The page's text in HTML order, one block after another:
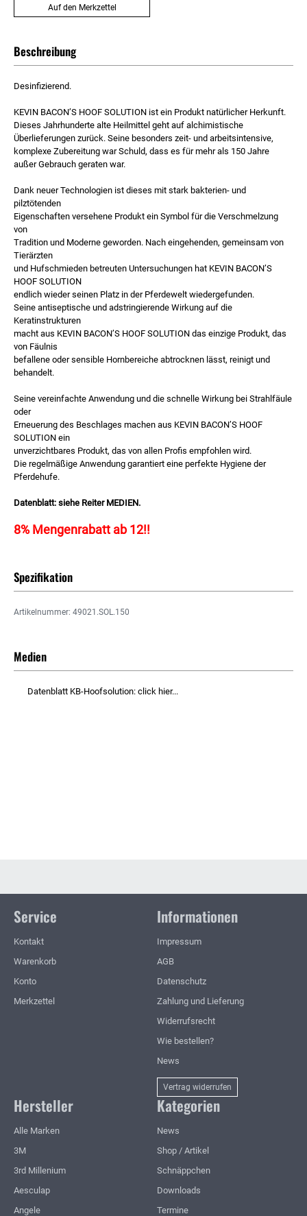
Auf den Merkzettel
Beschreibung
Desinfizierend.
KEVIN BACON’S HOOF SOLUTION ist ein Produkt natürlicher Herkunft.
Dieses Jahrhunderte alte Heilmittel geht auf alchimistische
Überlieferungen zurück. Seine besonders zeit- und arbeitsintensive,
komplexe Zubereitung war Schuld, dass es für mehr als 150 Jahre
außer Gebrauch geraten war.
Dank neuer Technologien ist dieses mit stark bakterien- und
pilztötenden
Eigenschaften versehene Produkt ein Symbol für die Verschmelzung
von
Tradition und Moderne geworden. Nach eingehenden, gemeinsam von
Tierärzten
und Hufschmieden betreuten Untersuchungen hat KEVIN BACON’S
HOOF SOLUTION
endlich wieder seinen Platz in der Pferdewelt wiedergefunden.
Seine antiseptische und adstringierende Wirkung auf die
Keratinstrukturen
macht aus KEVIN BACON’S HOOF SOLUTION das einzige Produkt, das
von Fäulnis
befallene oder sensible Hornbereiche abtrocknen lässt, reinigt und
behandelt.
Seine vereinfachte Anwendung und die schnelle Wirkung bei Strahlfäule
oder
Erneuerung des Beschlages machen aus KEVIN BACON’S HOOF
SOLUTION ein
unverzichtbares Produkt, das von allen Profis empfohlen wird.
Die regelmäßige Anwendung garantiert eine perfekte Hygiene der
Pferdehufe.
Datenblatt: siehe Reiter MEDIEN.
8% Mengenrabatt ab 12!!
Spezifikation
Artikelnummer: 49021.SOL.150
Medien
Datenblatt KB-Hoofsolution: click hier...
Service
Kontakt
Warenkorb
Konto
Merkzettel
Informationen
Impressum
AGB
Datenschutz
Zahlung und Lieferung
Widerrufsrecht
Wie bestellen?
News
Vertrag widerrufen
Hersteller
Alle Marken
3M
3rd Millenium
Aesculap
Angele
Kategorien
News
Shop / Artikel
Schnäppchen
Downloads
Termine